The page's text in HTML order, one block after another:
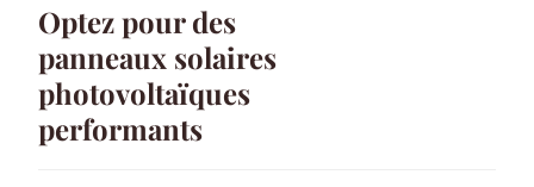
Optez pour des
panneaux solaires
photovoltaïques
performants